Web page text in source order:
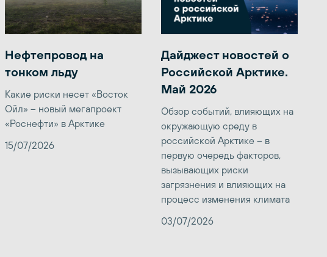
Нефтепровод на
тонком льду
Какие риски несет «Восток
Ойл» – новый мегапроект
«Роснефти» в Арктике
15/07/2026
Дайджест новостей о
Российской Арктике.
Май 2026
Обзор событий, влияющих на
окружающую среду в
российской Арктике – в
первую очередь факторов,
вызывающих риски
загрязнения и влияющих на
процесс изменения климата
03/07/2026